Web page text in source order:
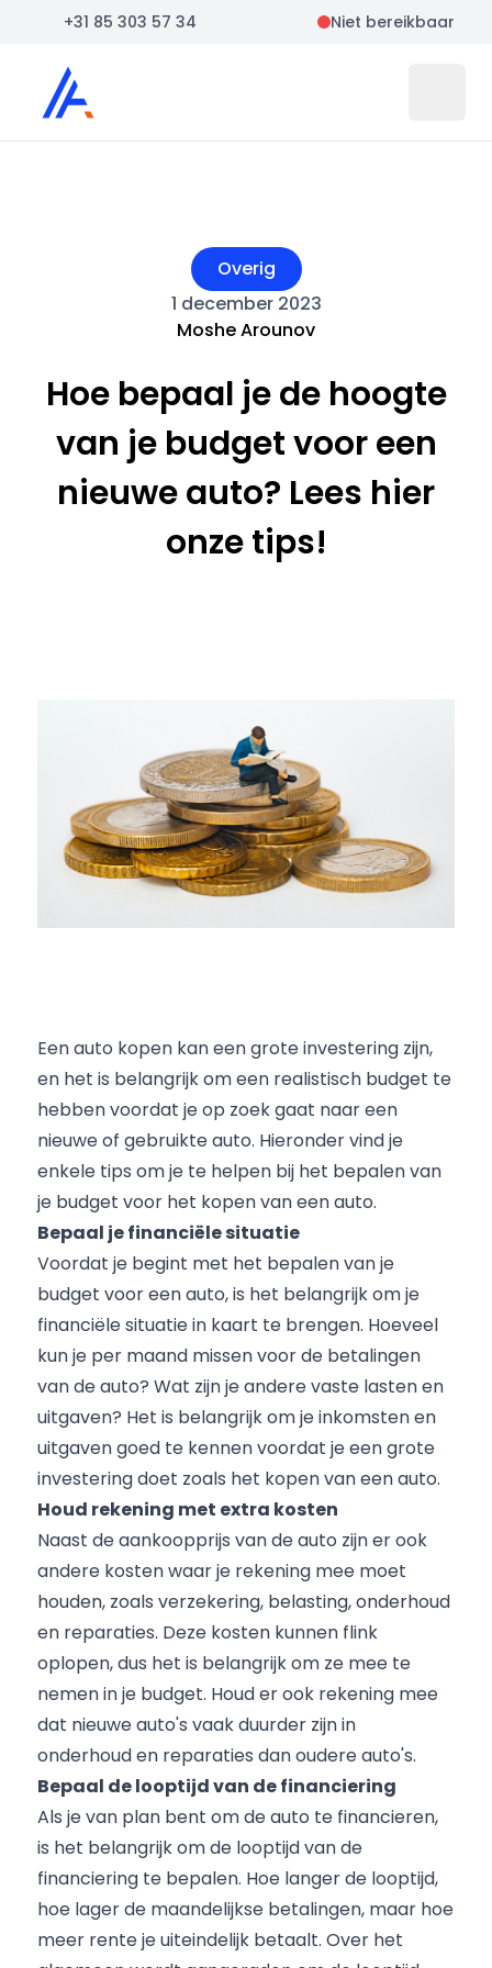
+31 85 303 57 34 Niet bereikbaar
Auto Atlas
Overig
1 december 2023
Moshe Arounov
Hoe bepaal je de hoogte
van je budget voor een
nieuwe auto? Lees hier
onze tips!
Een auto kopen kan een grote investering zijn,
en het is belangrijk om een realistisch budget te
hebben voordat je op zoek gaat naar een
nieuwe of gebruikte auto. Hieronder vind je
enkele tips om je te helpen bij het bepalen van
je budget voor het kopen van een auto.
Bepaal je financiële situatie
Voordat je begint met het bepalen van je
budget voor een auto, is het belangrijk om je
financiële situatie in kaart te brengen. Hoeveel
kun je per maand missen voor de betalingen
van de auto? Wat zijn je andere vaste lasten en
uitgaven? Het is belangrijk om je inkomsten en
uitgaven goed te kennen voordat je een grote
investering doet zoals het kopen van een auto.
Houd rekening met extra kosten
Naast de aankoopprijs van de auto zijn er ook
andere kosten waar je rekening mee moet
houden, zoals verzekering, belasting, onderhoud
en reparaties. Deze kosten kunnen flink
oplopen, dus het is belangrijk om ze mee te
nemen in je budget. Houd er ook rekening mee
dat nieuwe auto's vaak duurder zijn in
onderhoud en reparaties dan oudere auto's.
Bepaal de looptijd van de financiering
Als je van plan bent om de auto te financieren,
is het belangrijk om de looptijd van de
financiering te bepalen. Hoe langer de looptijd,
hoe lager de maandelijkse betalingen, maar hoe
meer rente je uiteindelijk betaalt. Over het